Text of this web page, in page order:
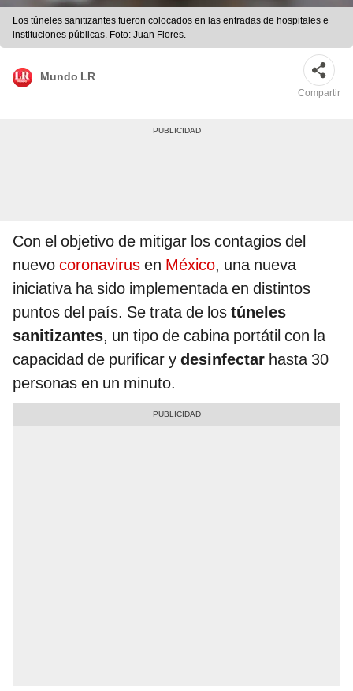
Los túneles sanitizantes fueron colocados en las entradas de hospitales e
instituciones públicas. Foto: Juan Flores.
Mundo LR
Compartir
Con el objetivo de mitigar los contagios del
nuevo coronavirus en México, una nueva
iniciativa ha sido implementada en distintos
puntos del país. Se trata de los túneles
sanitizantes, un tipo de cabina portátil con la
capacidad de purificar y desinfectar hasta 30
personas en un minuto.